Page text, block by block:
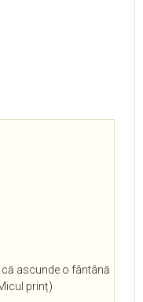
că ascunde o fântână
prinț)